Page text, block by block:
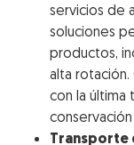
servicios de
soluciones
productos,
alta
con la última
Transporte